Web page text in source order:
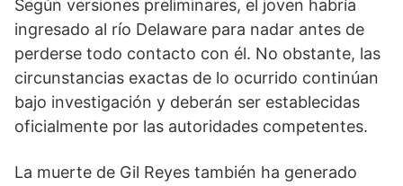
Según versiones preliminares, el joven habría
ingresado al río Delaware para nadar antes de
perderse todo contacto con él. No obstante, las
circunstancias exactas de lo ocurrido continúan
bajo investigación y deberán ser establecidas
oficialmente por las autoridades competentes.
La muerte de Gil Reyes también ha generado